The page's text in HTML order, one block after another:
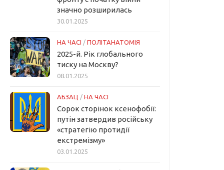
значно розширилась
30.01.2025
НА ЧАСІ / ПОЛІТАНАТОМІЯ
2025-й. Рік глобального
тиску на Москву?
08.01.2025
АБЗАЦ / НА ЧАСІ
Сорок сторінок ксенофобії:
путін затвердив російську
«стратегію протидії
екстремізму»
03.01.2025